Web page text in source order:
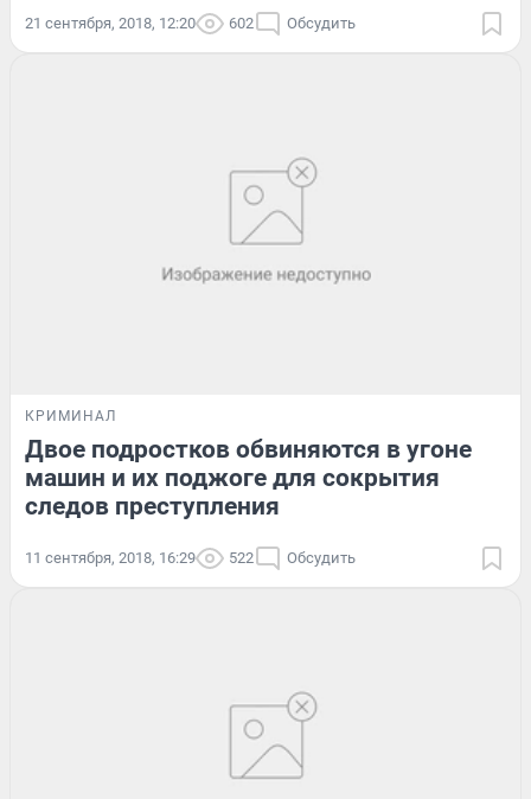
21 сентября, 2018, 12:20 602 Обсудить
КРИМИНАЛ
Двое подростков обвиняются в угоне
машин и их поджоге для сокрытия
следов преступления
11 сентября, 2018, 16:29 522 Обсудить